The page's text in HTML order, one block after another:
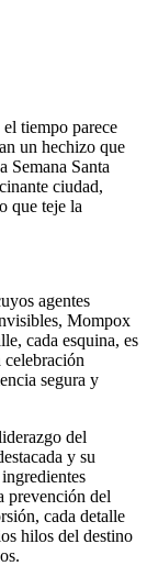
tiempo parece
un hechizo que
Semana Santa
ciudad,
que teje la
agentes
Mompox
cada esquina, es
celebración
segura y
del
y su
prevención del
cada detalle
hilos del destino